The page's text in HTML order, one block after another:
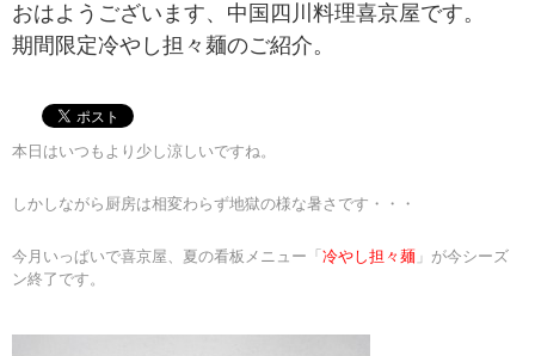
おはようございます、中国四川料理喜京屋です。
期間限定冷やし担々麺のご紹介。
本日はいつもより少し涼しいですね。
しかしながら厨房は相変わらず地獄の様な暑さです・・・
今月いっぱいで喜京屋、夏の看板メニュー「 冷やし担々麺 」が今シーズ
ン終了です。